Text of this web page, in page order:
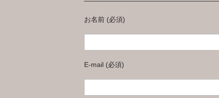
お名前 (必須)
E-mail (必須)